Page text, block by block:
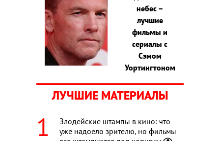
небес –
лучшие
фильмы и
сериалы с
Сэмом
Уортингтоном
ЛУЧШИЕ МАТЕРИАЛЫ
Злодейские штампы в кино: что
уже надоело зрителю, но фильмы